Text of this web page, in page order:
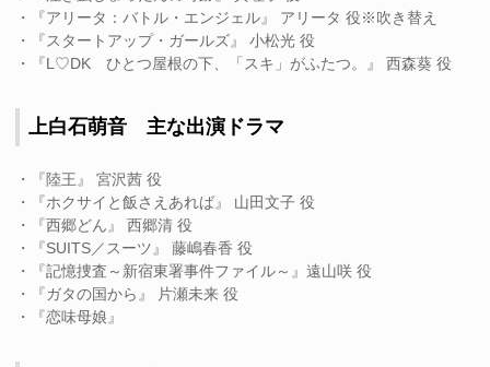
・『アリータ：バトル・エンジェル』 アリータ 役※吹き替え
・『スタートアップ・ガールズ』 小松光 役
・『L♡DK ひとつ屋根の下、「スキ」がふたつ。』 西森葵 役
上白石萌音 主な出演ドラマ
・『陸王』 宮沢茜 役
・『ホクサイと飯さえあれば』 山田文子 役
・『西郷どん』 西郷清 役
・『SUITS／スーツ』 藤嶋春香 役
・『記憶捜査～新宿東署事件ファイル～』遠山咲 役
・『ガタの国から』 片瀬未来 役
・『恋味母娘』